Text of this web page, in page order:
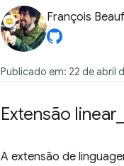
François
Publicado em: 22 de abril
Extensão linear
A extensão de